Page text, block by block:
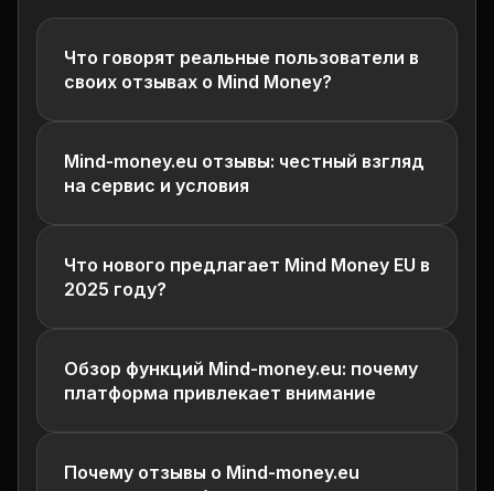
Что говорят реальные пользователи в
своих отзывах о Mind Money?
Mind-money.eu отзывы: честный взгляд
на сервис и условия
Что нового предлагает Mind Money EU в
2025 году?
Обзор функций Mind-money.eu: почему
платформа привлекает внимание
Почему отзывы о Mind-money.eu